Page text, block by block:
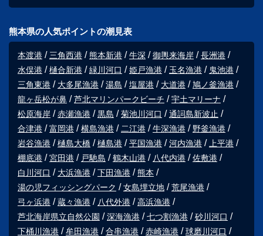
熊本県の人気ポイントの潮見表
本渡港 三角西港 熊本新港 牛深 御輿来海岸
長洲港
水俣港
樋合新港 緑川河口 姫戸漁港 玉名漁港
鬼池港
三角東港
大多尾漁港 湯島 塩屋港 大道港
鳩ノ釜漁港
龍ヶ岳松が鼻
芦北マリンパークビーチ
宇土マリーナ
松原海岸
赤瀬漁港 黒島 菊池川河口
通詞島新波止
合津港
富岡港 横島漁港 二江港 牛深漁港
野釜漁港
岩谷漁港
樋島大橋 樋島港 平国漁港 河内漁港
上平港
棚底港
宮田港 戸馳島 鶴木山港 八代内港
佐敷港
白川河口
大浜漁港 下田漁港
熊本
湯の児フィッシングパーク
女島埋立地
荒尾漁港
弓ヶ浜港
蔵々漁港 八代外港
高浜漁港
芦北海岸県立自然公園
深海漁港 七つ割漁港
砂川河口
下桶川漁港
牟田漁港 合串漁港 赤崎漁港 球磨川河口